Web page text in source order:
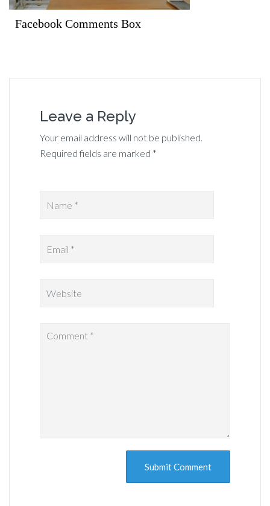
Facebook Comments Box
Leave a Reply
Your email address will not be published.
Required fields are marked *